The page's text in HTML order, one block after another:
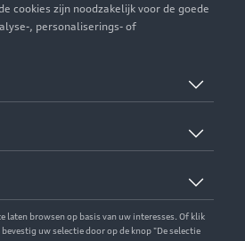
uw Audi verdeler voor